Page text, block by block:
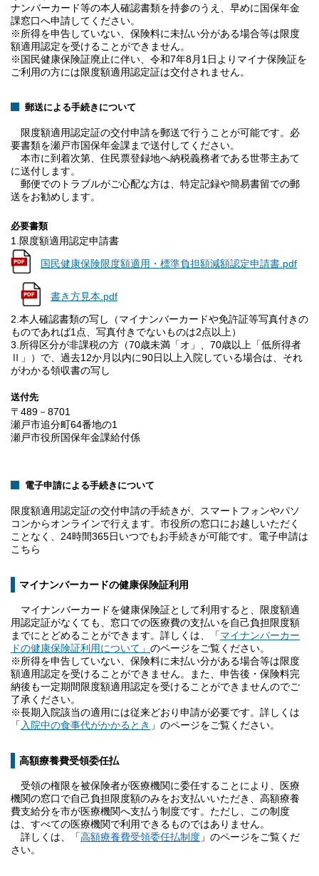
ナンバーカード等の本人確認書類を持参のうえ、早めに国保年金
課窓口へ申請してください。
※所得を申告していない、保険料に未払い分がある場合等は限度
額適用認定を受けることができません。
※国民健康保険証廃止に伴い、令和7年8月1日よりマイナ保険証を
ご利用の方には限度額適用認定証は交付されません。
郵送による手続きについて
限度額適用認定証の交付申請を郵送で行うことが可能です。必
要書類を瀬戸市国保年金課まで送付してください。
本市に到着次第、住民票登録地へ納税義務者である世帯主あて
に送付します。
郵便でのトラブルがご心配な方は、特定記録や簡易書留での郵
送をお勧めします。
必要書類
1.限度額適用認定申請書
国民健康保険限度額適用・標準負担額減額認定申請書.pdf
書き方見本.pdf
2.本人確認書類の写し（マイナンバーカードや免許証等写真付きの
ものであれば1点、写真付きでないものは2点以上）
3.所得区分が非課税の方（70歳未満「オ」、70歳以上「低所得者
Ⅱ」）で、過去12か月以内に90日以上入院している場合は、それ
がわかる領収書の写し
送付先
〒489－8701
瀬戸市追分町64番地の1
瀬戸市役所国保年金課給付係
電子申請による手続きについて
限度額適用認定証の交付申請の手続きが、スマートフォンやパソ
コンからオンラインで行えます。市役所の窓口にお越しいただく
ことなく、24時間365日いつでもお手続きが可能です。電子申請は
こちら
マイナンバーカードの健康保険証利用
マイナンバーカードを健康保険証として利用すると、限度額適
用認定証がなくても、窓口での医療費の支払いを自己負担限度額
までにとどめることができます。詳しくは、「マイナンバーカー
ドの健康保険証利用について」 のページをご覧ください。
※所得を申告していない、保険料に未払い分がある場合等は限度
額適用認定を受けることができません。また、申告後・保険料完
納後も一定期間限度額適用認定を受けることができませんのでご
了承ください。
※長期入院該当の適用には従来どおり申請が必要です。詳しくは
「 入院中の食事代がかかるとき 」のページをご覧ください。
高額療養費受領委任払
受領の権限を被保険者が医療機関に委任することにより、医療
機関の窓口で自己負担限度額のみをお支払いいただき、高額療養
費支給分を市が医療機関へ支払う制度です。ただし、この制度
は、すべての医療機関で利用できるものではありません。
詳しくは、「高額療養費受領委任払制度 」のページをご覧くだ
さい。